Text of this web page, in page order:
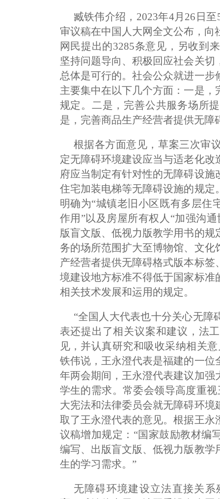
臧铁伟介绍，2023年4月26日
审议稿在中国人大网全文公布，向
网民提出的3285条意见，另收到
坚持问题导向、积极回应社会关
总体是可行的。社会公众就进一
主要集中在以下几个方面：一是
规定。二是，完善公共服务场所
是，完善商品生产经营者提供无
根据各方面意见，草案三次审
定无障碍环境建设应当与适老化
府应当制定有针对性的无障碍设
住宅加装电梯等无障碍设施的规
明确为“城镇老旧小区既有多层住
作用”以及房屋所有权人“加强沟
版盲文版、低视力版教学用书的
务的场所范围扩大至博物馆、文
产经营者提供无障碍格式版本标
境建设地方标准不得低于国家标
相关技术发展和运用的规定。
“全国人大代表也十分关心无
表还提出了相关议案和建议，法
见，并认真研究和吸收采纳相关
铁伟说，王永澄代表是福建的一
年两会期间，王永澄代表建议加
学生的需求。常委会领导高度重
大宪法和法律委员会就无障碍环
取了王永澄代表的意见。根据王
议稿增加规定：“国家鼓励教材编
编写、出版盲文版、低视力版教
生的学习需求。”
无障碍环境建设立法直接关